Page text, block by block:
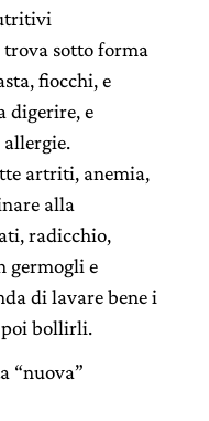
trova sotto forma
fiocchi, e
digerire, e
artriti, anemia,
alla
radicchio,
germogli e
di lavare bene i
poi bollirli.
“nuova”